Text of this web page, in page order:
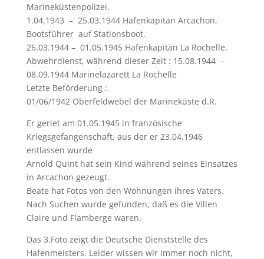
Marineküstenpolizei.
1.04.1943 – 25.03.1944 Hafenkapitän Arcachon,
Bootsführer auf Stationsboot.
26.03.1944 – 01.05.1945 Hafenkapitän La Rochelle,
Abwehrdienst, während dieser Zeit : 15.08.1944 –
08.09.1944 Marinelazarett La Rochelle
Letzte Beförderung :
01/06/1942 Oberfeldwebel der Marineküste d.R.
Er geriet am 01.05.1945 in französische
Kriegsgefangenschaft, aus der er 23.04.1946
entlassen wurde
Arnold Quint hat sein Kind während seines Einsatzes
in Arcachon gezeugt.
Beate hat Fotos von den Wohnungen ihres Vaters.
Nach Suchen wurde gefunden, daß es die Villen
Claire und Flamberge waren.
Das 3.Foto zeigt die Deutsche Dienststelle des
Hafenmeisters. Leider wissen wir immer noch nicht,